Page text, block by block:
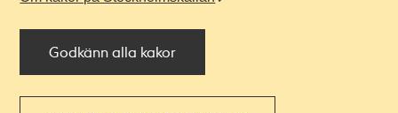
Godkänn alla kakor